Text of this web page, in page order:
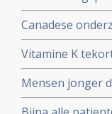
combinatie van
Canadese
dosis vitamine
studieprotocol
Vitamine K
en beademing
Mensen jonger
met het